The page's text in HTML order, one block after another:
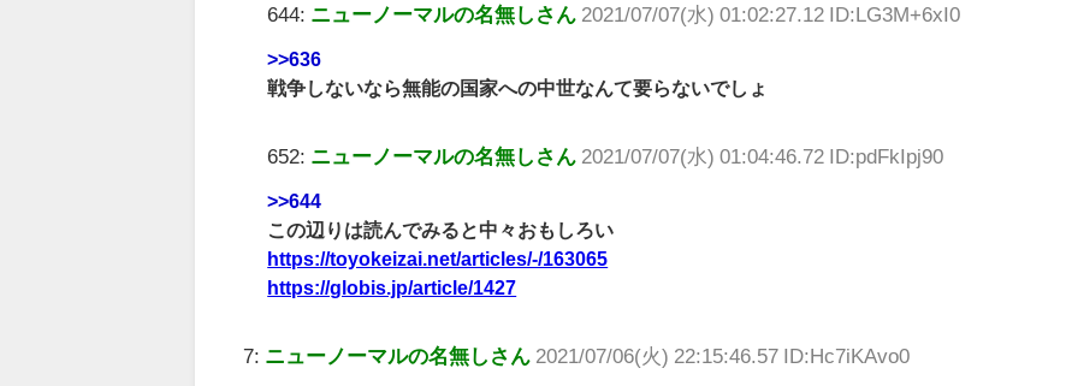
644: ニューノーマルの名無しさん 2021/07/07(水) 01:02:27.12 ID:LG3M+6xI0
>>636
戦争しないなら無能の国家への中世なんて要らないでしょ
652: ニューノーマルの名無しさん 2021/07/07(水) 01:04:46.72 ID:pdFkIpj90
>>644
この辺りは読んでみると中々おもしろい
https://toyokeizai.net/articles/-/163065
https://globis.jp/article/1427
7: ニューノーマルの名無しさん 2021/07/06(火) 22:15:46.57 ID:Hc7iKAvo0